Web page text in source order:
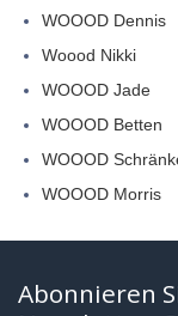
WOOOD Dennis
Woood Nikki
WOOOD Jade
WOOOD Betten
WOOOD
WOOOD Morris
Abonnieren